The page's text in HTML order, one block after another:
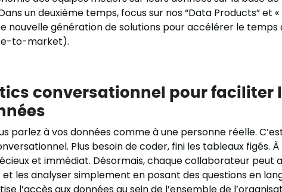
un deuxième temps, focus sur nos “Data Products” et
nouvelle génération de solutions pour accélérer le temps
to-market).
conversationnel pour faciliter
parlez à vos données comme à une personne réelle.
Plus besoin de coder, fini les tableaux figés. À
et immédiat. Désormais, chaque collaborateur peut
les analyser simplement en posant des questions en
l’accès aux données au sein de l’ensemble de